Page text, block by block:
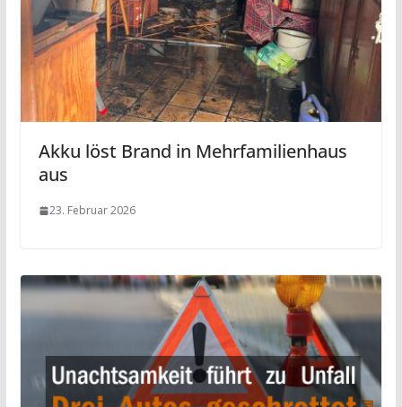
Akku löst Brand in Mehrfamilienhaus
aus
23. Februar 2026